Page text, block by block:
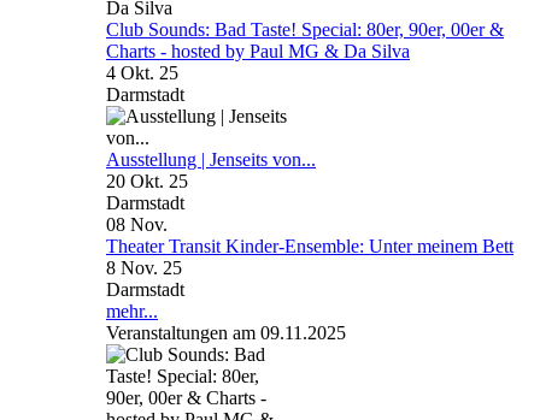
Club Sounds: Bad Taste! Special: 80er, 90er, 00er &
Charts - hosted by Paul MG & Da Silva
4 Okt. 25
Darmstadt
Ausstellung | Jenseits von...
20 Okt. 25
Darmstadt
08 Nov.
Theater Transit Kinder-Ensemble: Unter meinem Bett
8 Nov. 25
Darmstadt
mehr...
Veranstaltungen am 09.11.2025